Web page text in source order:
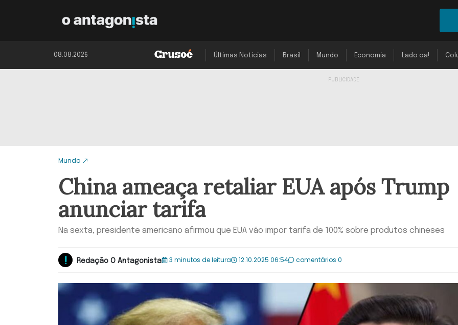
08.08.2026 Últimas Notícias Brasil Mundo Economia Lado oa!
Mundo
China ameaça retaliar EUA após Trump
anunciar tarifa
Na sexta, presidente americano afirmou que EUA vão impor tarifa de 100% sobre produtos chineses
Redação O Antagonista 3 minutos de leitura 12.10.2025 06:54 comentários 0